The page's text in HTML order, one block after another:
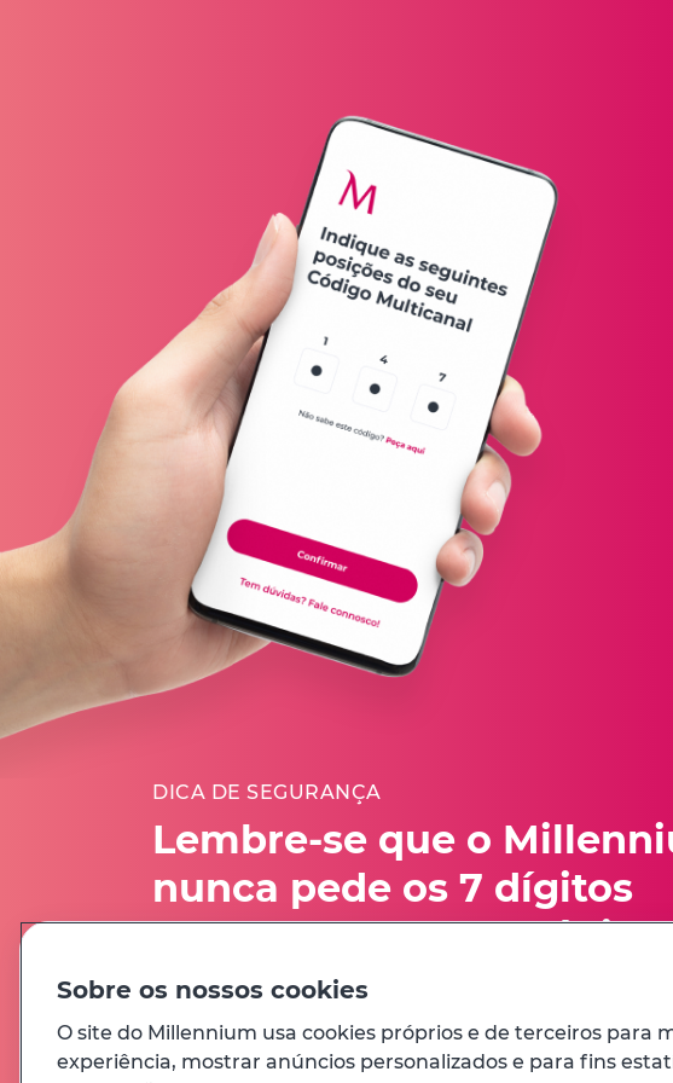
DICA DE SEGURANÇA
Lembre-se que o
nunca pede os 7 dígitos
completos do seu Código
Multicanal
Avisos de segurança
Sobre os nossos cookies
O site do Millennium usa cookies próprios e de terceiros para
experiência, mostrar anúncios personalizados e para fins